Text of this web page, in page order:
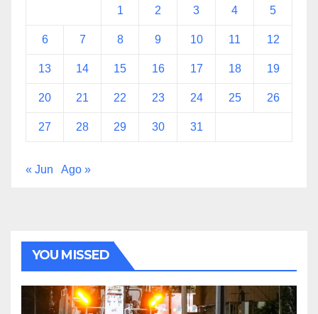
1 2 3 4 5
6 7 8 9 10 11 12
13 14 15 16 17 18 19
20 21 22 23 24 25 26
27 28 29 30 31
« Jun Ago »
YOU MISSED